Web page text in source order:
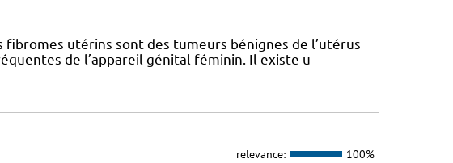
utérins sont des tumeurs bénignes de l’utérus
de l’appareil génital féminin. Il existe u
relevance: 100%